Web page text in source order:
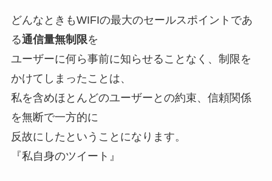
どんなときもWIFIの最大のセールスポイントであ
る通信量無制限を
ユーザーに何ら事前に知らせることなく、制限を
かけてしまった ことは、
私を含めほとんどのユーザーとの約束、信頼関係
を無断で一方的に
反故にした ということになります。
『私自身のツイート』